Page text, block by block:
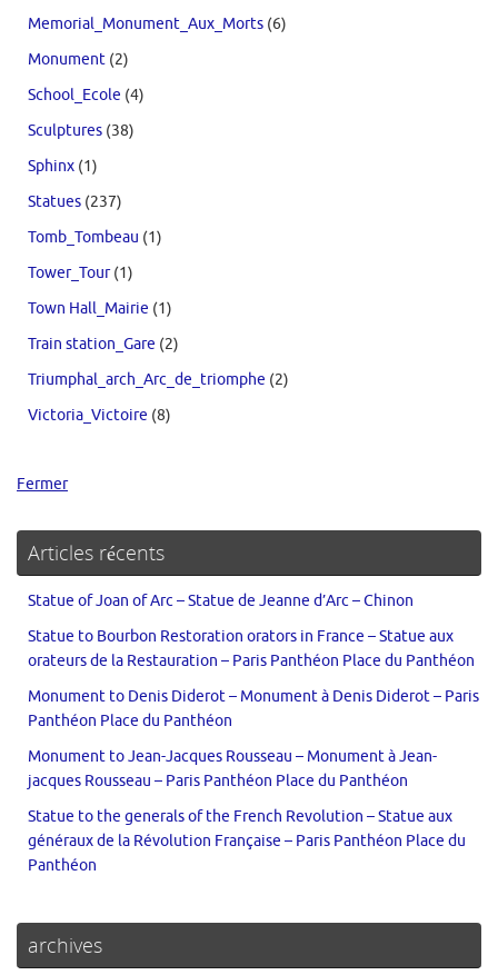
Memorial_Monument_Aux_Morts (6)
Monument (2)
School_Ecole (4)
Sculptures (38)
Sphinx (1)
Statues (237)
Tomb_Tombeau (1)
Tower_Tour(1)
Town Hall_Mairie (1)
Train station_Gare (2)
Triumphal_arch_Arc_de_triomphe (2)
Victoria_Victoire (8)
Fermer
Articles récents
Statue of Joan of Arc – Statue de Jeanne d’Arc – Chinon
Statue to Bourbon Restoration orators in France – Statue aux
orateurs de la Restauration – Paris Panthéon Place du Panthéon
Monument to Denis Diderot – Monument à Denis Diderot – Paris
Panthéon Place du Panthéon
Monument to Jean-Jacques Rousseau – Monument à Jean-
jacques Rousseau – Paris Panthéon Place du Panthéon
Statue to the generals of the French Revolution – Statue aux
généraux de la Révolution Française – Paris Panthéon Place du
Panthéon
archives